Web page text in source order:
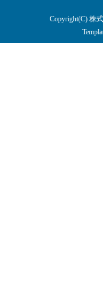
Copyright(C) 株